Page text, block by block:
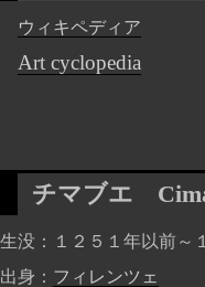
ウィキペディア
Art cyclopedia
チマブエ
生没
１２５１年以前～
出身
フィレンツェ